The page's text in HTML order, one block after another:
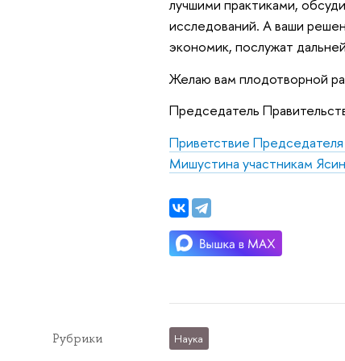
лучшими практиками,
исследований. А ваши
экономик, послужат
Желаю вам плодотворной
Председатель
Приветствие
Мишустина участникам
Рубрики Наука